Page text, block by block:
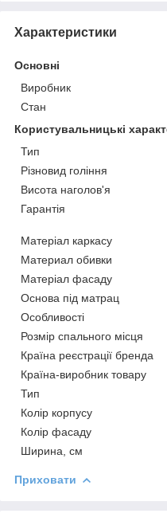
Характеристики
Основні
Виробник
Стан
Користувальницькі
Тип
Різновид гоління
Висота наголов'я
Гарантія
Матеріал каркасу
Материал обивки
Матеріал фасаду
Основа під матрац
Особливості
Розмір спального місця
Країна реєстрації бренда
Країна-виробник товару
Тип
Колір корпусу
Колір фасаду
Ширина, см
Приховати